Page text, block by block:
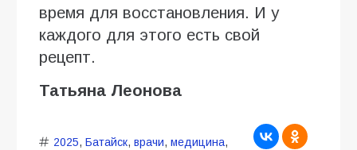
время для восстановления. И у
каждого для этого есть свой
рецепт.
Татьяна Леонова
2025, Батайск, врачи, медицина,